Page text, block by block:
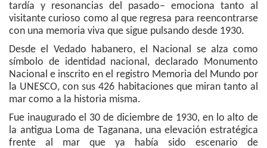
tardía y resonancias del pasado– emociona tanto al
visitante curioso como al que regresa para reencontrarse
con una memoria viva que sigue pulsando desde 1930.
Desde el Vedado habanero, el Nacional se alza como
símbolo de identidad nacional, declarado Monumento
Nacional e inscrito en el registro Memoria del Mundo por
la UNESCO, con sus 426 habitaciones que miran tanto al
mar como a la historia misma.
Fue inaugurado el 30 de diciembre de 1930, en lo alto de
la antigua Loma de Taganana, una elevación estratégica
frente al mar que ya había sido escenario de